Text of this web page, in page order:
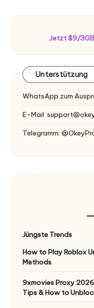
Jetzt $9/
Unterstützung
WhatsApp zum
E-Mail:
Telegramm:
Jüngste Trends
How to Play Roblox
Methods
9xmovies Proxy
Tips & How to